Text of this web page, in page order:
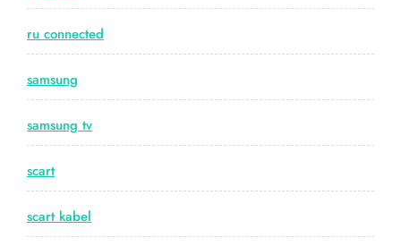
ru connected
samsung
samsung tv
scart
scart kabel